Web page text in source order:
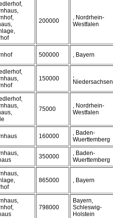
200000
, Nordrhein-
Westfalen
500000 , Bayern
150000
,
Niedersachsen
75000
, Nordrhein-
Westfalen
160000
, Baden-
Wuerttemberg
350000
, Baden-
Wuerttemberg
865000 , Bayern
798000
Bayern,
Schleswig-
Holstein